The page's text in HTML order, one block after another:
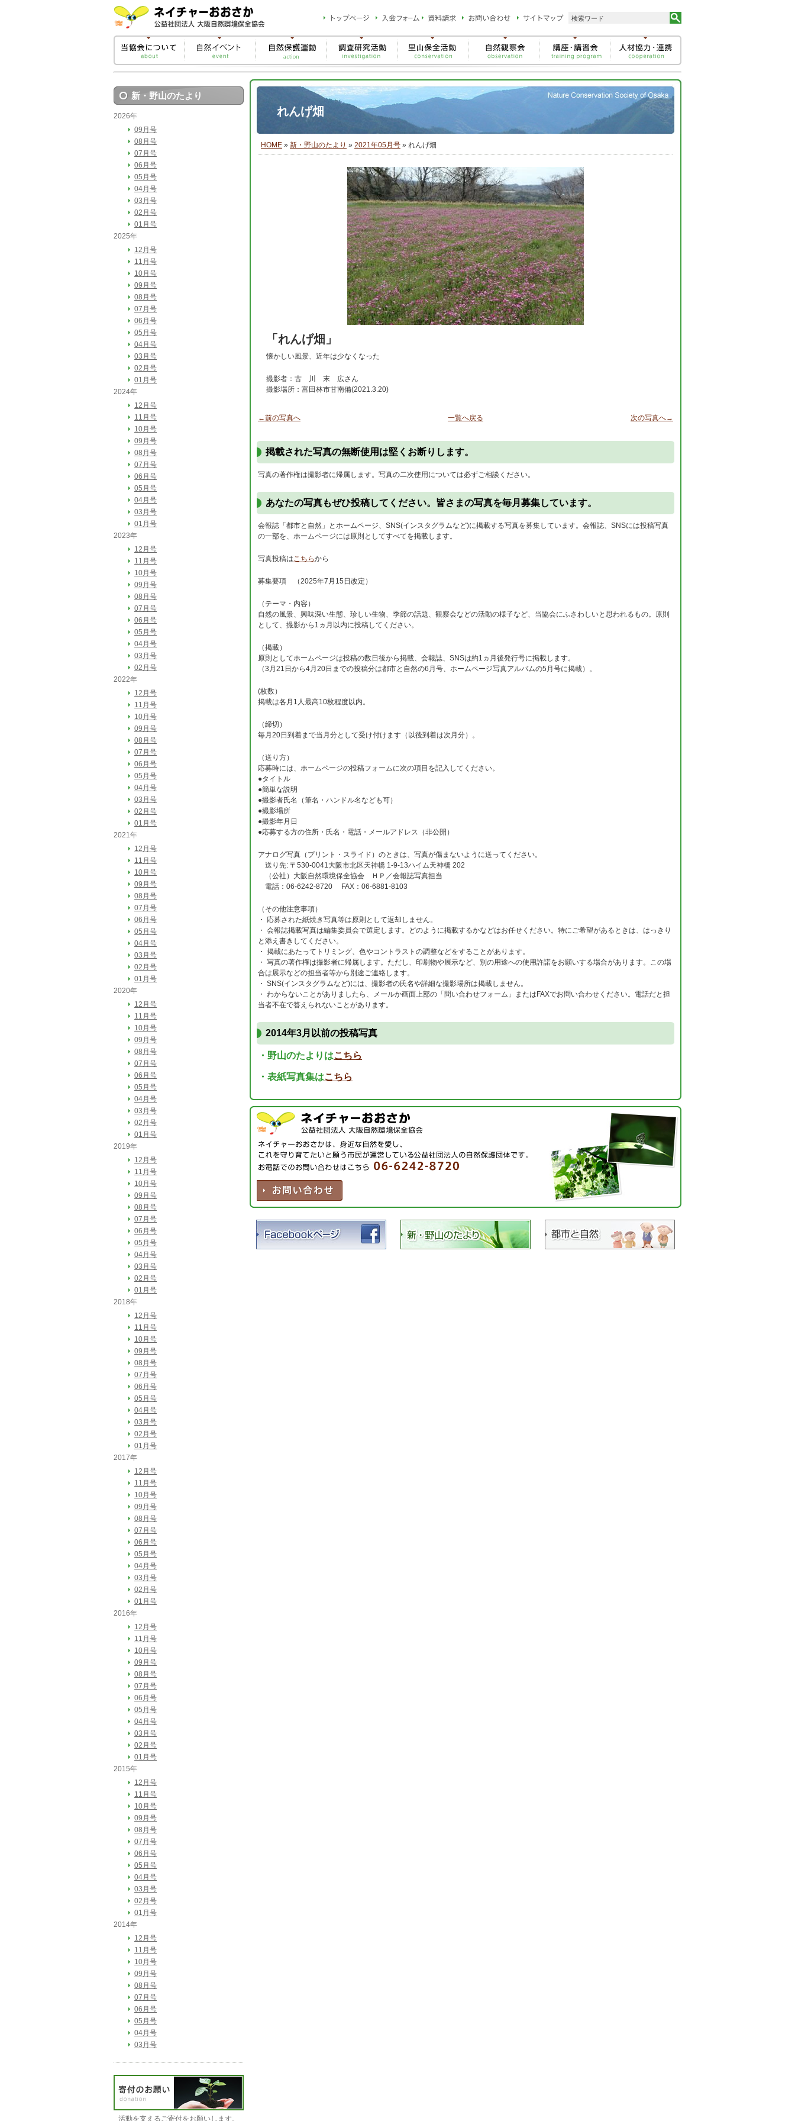
れんげ畑
HOME » 新・野山のたより » 2021年05月号 » れんげ畑
「れんげ畑」
懐かしい風景、近年は少なくなった
撮影者：古 川 末 広さん
撮影場所：富田林市甘南備(2021.3.20)
←前の写真へ 次の写真へ→
一覧へ戻る
掲載された写真の無断使用は堅くお断りします。
写真の著作権は撮影者に帰属します。写真の二次使用については必ずご相談ください。
あなたの写真もぜひ投稿してください。皆さまの写真を毎月募集しています。
会報誌「都市と自然」とホームページ、SNS(インスタグラムなど)に掲載する写真を募集しています。会報誌、SNSには投稿写真
の一部を、ホームページには原則としてすべてを掲載します。
写真投稿はこちらから
募集要項 （2025年7月15日改定）
（テーマ・内容）
自然の風景、興味深い生態、珍しい生物、季節の話題、観察会などの活動の様子など、当協会にふさわしいと思われるもの。原則
として、撮影から1ヵ月以内に投稿してください。
（掲載）
原則としてホームページは投稿の数日後から掲載、会報誌、SNSは約1ヵ月後発行号に掲載します。
（3月21日から4月20日までの投稿分は都市と自然の6月号、ホームページ写真アルバムの5月号に掲載）。
(枚数）
掲載は各月1人最高10枚程度以内。
（締切）
毎月20日到着まで当月分として受け付けます（以後到着は次月分）。
（送り方）
応募時には、ホームページの投稿フォームに次の項目を記入してください。
●タイトル
●簡単な説明
●撮影者氏名（筆名・ハンドル名なども可）
●撮影場所
●撮影年月日
●応募する方の住所・氏名・電話・メールアドレス（非公開）
アナログ写真（プリント・スライド）のときは、写真が傷まないように送ってください。
送り先: 〒530-0041大阪市北区天神橋 1-9-13ハイム天神橋 202
（公社）大阪自然環境保全協会 ＨＰ／会報誌写真担当
電話：06-6242-8720 FAX：06-6881-8103
（その他注意事項）
・ 応募された紙焼き写真等は原則として返却しません。
・ 会報誌掲載写真は編集委員会で選定します。どのように掲載するかなどはお任せください。特にご希望があるときは、はっきり
と添え書きしてください。
・ 掲載にあたってトリミング、色やコントラストの調整などをすることがあります。
・ 写真の著作権は撮影者に帰属します。ただし、印刷物や展示など、別の用途への使用許諾をお願いする場合があります。この場
合は展示などの担当者等から別途ご連絡します。
・ SNS(インスタグラムなど)には、撮影者の氏名や詳細な撮影場所は掲載しません。
・ わからないことがありましたら、メールか画面上部の「問い合わせフォーム」またはFAXでお問い合わせください。電話だと担
当者不在で答えられないことがあります。
2014年3月以前の投稿写真
・野山のたよりはこちら
・表紙写真集はこちら
新・野山のたより
2026年
09月号
08月号
07月号
06月号
05月号
04月号
03月号
02月号
01月号
2025年
12月号
11月号
10月号
09月号
08月号
07月号
06月号
05月号
04月号
03月号
02月号
01月号
2024年
12月号
11月号
10月号
09月号
08月号
07月号
06月号
05月号
04月号
03月号
01月号
2023年
12月号
11月号
10月号
09月号
08月号
07月号
06月号
05月号
04月号
03月号
02月号
2022年
12月号
11月号
10月号
09月号
08月号
07月号
06月号
05月号
04月号
03月号
02月号
01月号
2021年
12月号
11月号
10月号
09月号
08月号
07月号
06月号
05月号
04月号
03月号
02月号
01月号
2020年
12月号
11月号
10月号
09月号
08月号
07月号
06月号
05月号
04月号
03月号
02月号
01月号
2019年
12月号
11月号
10月号
09月号
08月号
07月号
06月号
05月号
04月号
03月号
02月号
01月号
2018年
12月号
11月号
10月号
09月号
08月号
07月号
06月号
05月号
04月号
03月号
02月号
01月号
2017年
12月号
11月号
10月号
09月号
08月号
07月号
06月号
05月号
04月号
03月号
02月号
01月号
2016年
12月号
11月号
10月号
09月号
08月号
07月号
06月号
05月号
04月号
03月号
02月号
01月号
2015年
12月号
11月号
10月号
09月号
08月号
07月号
06月号
05月号
04月号
03月号
02月号
01月号
2014年
12月号
11月号
10月号
09月号
08月号
07月号
06月号
05月号
04月号
03月号
活動を支えるご寄付をお願いします。